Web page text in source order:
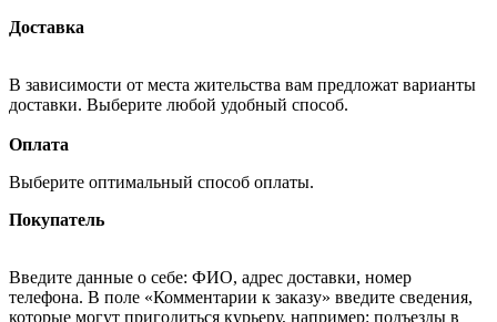
Доставка
В зависимости от места жительства вам предложат варианты
доставки. Выберите любой удобный способ.
Оплата
Выберите оптимальный способ оплаты.
Покупатель
Введите данные о себе: ФИО, адрес доставки, номер
телефона. В поле «Комментарии к заказу» введите сведения,
которые могут пригодиться курьеру, например: подъезды в